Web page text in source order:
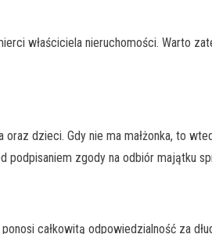
właściciela nieruchomości. Warto
dzieci. Gdy nie ma małżonka, to
zgody na odbiór majątku
całkowitą odpowiedzialność za